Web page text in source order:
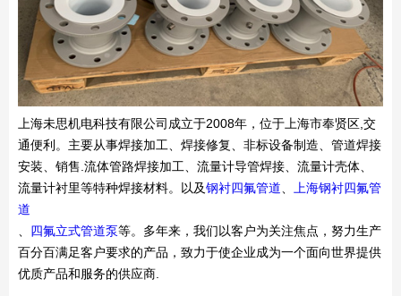
上海未思机电科技有限公司成立于2008年，位于上海市奉贤区,交
通便利。主要从事焊接加工、焊接修复、非标设备制造、管道焊接
安装、销售.流体管路焊接加工、流量计导管焊接、流量计壳体、
流量计衬里等特种焊接材料。以及钢衬四氟管道
上海钢衬四氟管
道
四氟立式管道泵等。多年来，我们以客户为关注焦点，努力生产
百分百满足客户要求的产品，致力于使企业成为一个面向世界提供
优质产品和服务的供应商.